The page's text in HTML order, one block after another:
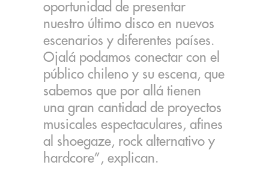
oportunidad de presentar
nuestro último disco en nuevos
escenarios y diferentes países.
Ojalá podamos conectar con el
público chileno y su escena, que
sabemos que por allá tienen
una gran cantidad de proyectos
musicales espectaculares, afines
al shoegaze, rock alternativo y
hardcore”, explican.